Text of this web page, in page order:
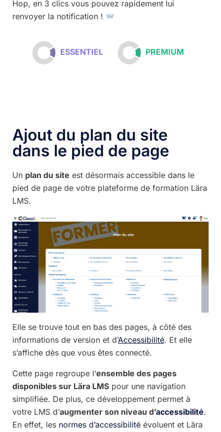
Hop, en 3 clics vous pouvez rapidement lui
renvoyer la notification !
ESSENTIEL PREMIUM
Ajout du plan du site
dans le pied de page
Un plan du site est désormais accessible dans le
pied de page de votre plateforme de formation Lära
LMS.
Elle se trouve tout en bas des pages, à côté des
informations de version et d’Accessibilité. Et elle
s’affiche dès que vous êtes connecté.
Cette page regroupe l’ensemble des pages
disponibles sur Lära LMS pour une navigation
simplifiée. De plus, ce développement permet à
votre LMS d’augmenter son niveau d’accessibilité.
En effet, les normes d’accessibilité évoluent et Lära